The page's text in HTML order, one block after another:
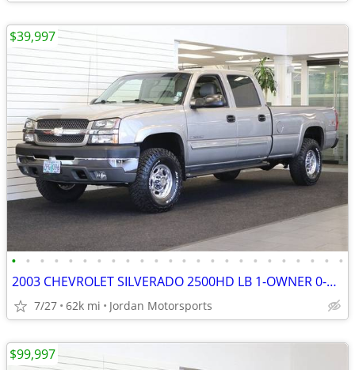
• • • • • • • • • • • • • • • • • • • • • • • •
2003 CHEVROLET SILVERADO 2500HD LB 1-OWNER 0-RUST 8.1L 2004 2005 2006
7/27 62k mi Jordan Motorsports
$39,997
$99,997